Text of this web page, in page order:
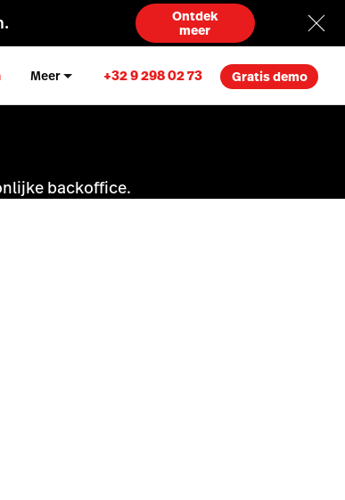
Ontdek
meer
Meer +32 9 298 02 73 Gratis demo
backoffice.